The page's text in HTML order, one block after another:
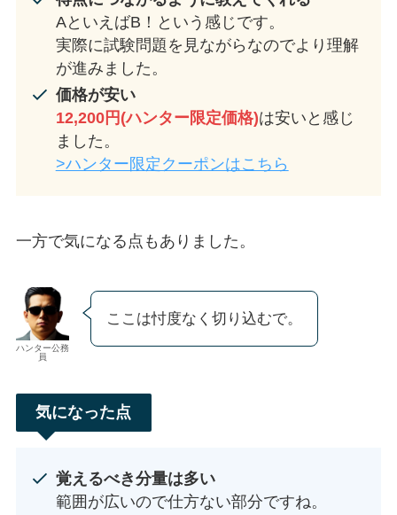
AといえばB！という感じです。
実際に試験問題を見ながらなのでより理解
が進みました。
価格が安い
12,200円(ハンター限定価格)は安いと感じ
ました。
>ハンター限定クーポンはこちら
一方で気になる点もありました。
ハンター公務
員
ここは忖度なく切り込むで。
気になった点
覚えるべき分量は多い
範囲が広いので仕方ない部分ですね。